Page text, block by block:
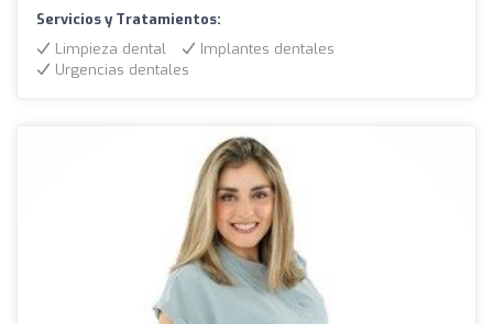
Servicios y Tratamientos:
Limpieza dental
Implantes dentales
Urgencias dentales